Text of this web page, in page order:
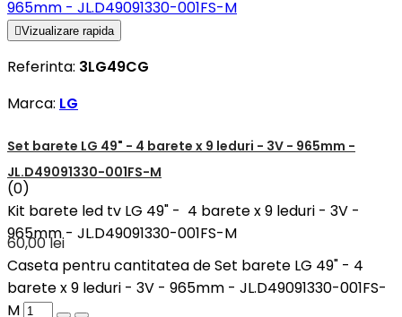
Vizualizare rapida
Referinta: 3LG49CG
Marca: LG
Set barete LG 49" - 4 barete x 9 leduri - 3V - 965mm -
JL.D49091330-001FS-M
(0)
Kit barete led tv LG 49" - 4 barete x 9 leduri - 3V -
965mm - JL.D49091330-001FS-M
60,00 lei
Caseta pentru cantitatea de Set barete LG 49" - 4
barete x 9 leduri - 3V - 965mm - JL.D49091330-001FS-
M